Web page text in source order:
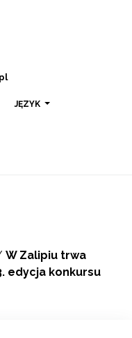
JĘZYK
W Zalipiu trwa
edycja konkursu